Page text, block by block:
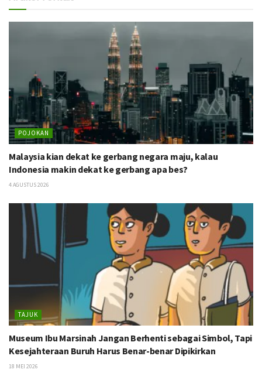
POJOKAN
Malaysia kian dekat ke gerbang negara maju, kalau
Indonesia makin dekat ke gerbang apa bes?
4 AGUSTUS 2026
TAJUK
Museum Ibu Marsinah Jangan Berhenti sebagai Simbol, Tapi
Kesejahteraan Buruh Harus Benar-benar Dipikirkan
18 MEI 2026